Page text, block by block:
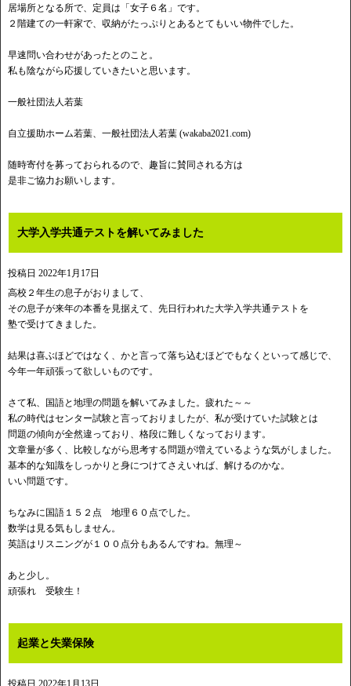
居場所となる所で、定員は「女子６名」です。
２階建ての一軒家で、収納がたっぷりとあるとてもいい物件でした。
早速問い合わせがあったとのこと。
私も陰ながら応援していきたいと思います。
一般社団法人若葉
自立援助ホーム若葉、一般社団法人若葉 (wakaba2021.com)
随時寄付を募っておられるので、趣旨に賛同される方は
是非ご協力お願いします。
大学入学共通テストを解いてみました
投稿日 2022年1月17日
高校２年生の息子がおりまして、
その息子が来年の本番を見据えて、先日行われた大学入学共通テストを
塾で受けてきました。
結果は喜ぶほどではなく、かと言って落ち込むほどでもなくといって感じで、
今年一年頑張って欲しいものです。
さて私、国語と地理の問題を解いてみました。疲れた～～
私の時代はセンター試験と言っておりましたが、私が受けていた試験とは
問題の傾向が全然違っており、格段に難しくなっております。
文章量が多く、比較しながら思考する問題が増えているような気がしました。
基本的な知識をしっかりと身につけてさえいれば、解けるのかな。
いい問題です。
ちなみに国語１５２点 地理６０点でした。
数学は見る気もしません。
英語はリスニングが１００点分もあるんですね。無理～
あと少し。
頑張れ 受験生！
起業と失業保険
投稿日 2022年1月13日